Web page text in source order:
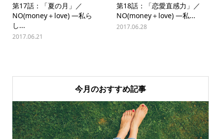
第17話：「夏の月」／
NO(money＋love) —私ら
し...
2017.06.21
第18話：「恋愛直感力」／
NO(money＋love) —私...
2017.06.28
今月のおすすめ記事